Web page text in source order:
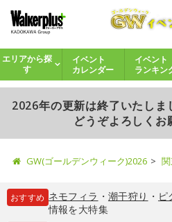
エリアから探
す
イベント
カレンダー
イベント
ランキン
2026年の更新は終了いたしま
どうぞよろしくお
GW(ゴールデンウィーク)2026
おすすめ ネモフィラ ・ 潮干狩り ・ ピ
情報を大特集